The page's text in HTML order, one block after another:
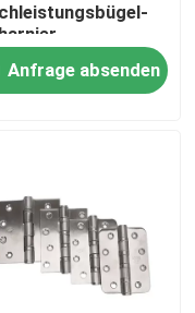
Anfrage absenden